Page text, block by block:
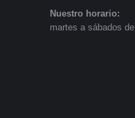
Nuestro horario:
martes a sábados